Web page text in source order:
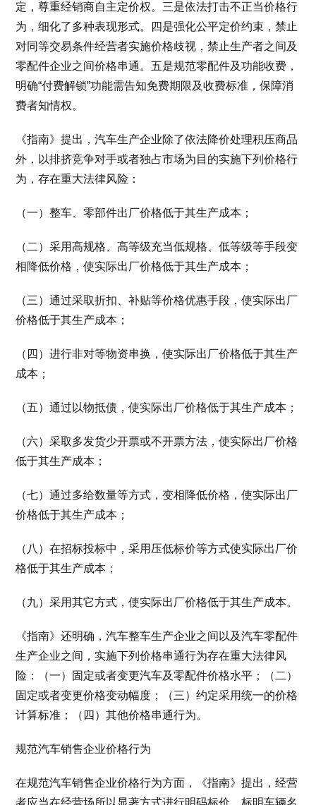
定，尊重经销商自主定价权。三是依法打击不正当价格行
为，细化了多种表现形式。四是强化公平定价约束，禁止
对同等交易条件经营者实施价格歧视，禁止生产者之间及
零配件企业之间价格串通。五是规范零配件及功能收费，
明确“付费解锁”功能需告知免费期限及收费标准，保障消
费者知情权。
《指南》提出，汽车生产企业除了依法降价处理积压商品
外，以排挤竞争对手或者独占市场为目的实施下列价格行
为，存在重大法律风险：
（一）整车、零部件出厂价格低于其生产成本；
（二）采用高规格、高等级充当低规格、低等级等手段变
相降低价格，使实际出厂价格低于其生产成本；
（三）通过采取折扣、补贴等价格优惠手段，使实际出厂
价格低于其生产成本；
（四）进行非对等物资串换，使实际出厂价格低于其生产
成本；
（五）通过以物抵债，使实际出厂价格低于其生产成本；
（六）采取多发货少开票或不开票方法，使实际出厂价格
低于其生产成本；
（七）通过多给数量等方式，变相降低价格，使实际出厂
价格低于其生产成本；
（八）在招标投标中，采用压低标价等方式使实际出厂价
格低于其生产成本；
（九）采用其它方式，使实际出厂价格低于其生产成本。
《指南》还明确，汽车整车生产企业之间以及汽车零配件
生产企业之间，实施下列价格串通行为存在重大法律风
险：（一）固定或者变更汽车及零配件价格水平；（二）
固定或者变更价格变动幅度；（三）约定采用统一的价格
计算标准；（四）其他价格串通行为。
规范汽车销售企业价格行为
在规范汽车销售企业价格行为方面，《指南》提出，经营
者应当在经营场所以显著方式进行明码标价，标明车辆名